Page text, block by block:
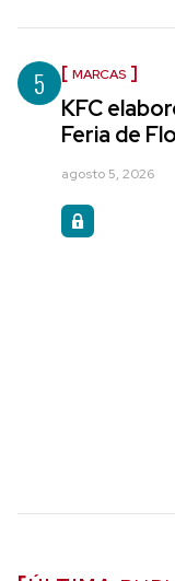
5 MARCAS
KFC
Feria de
agosto 5, 2026